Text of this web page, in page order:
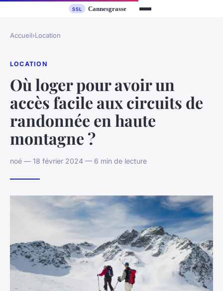
Accueil›Location
LOCATION
Où loger pour avoir un
accès facile aux circuits de
randonnée en haute
montagne ?
noé — 18 février 2024 — 6 min de lecture